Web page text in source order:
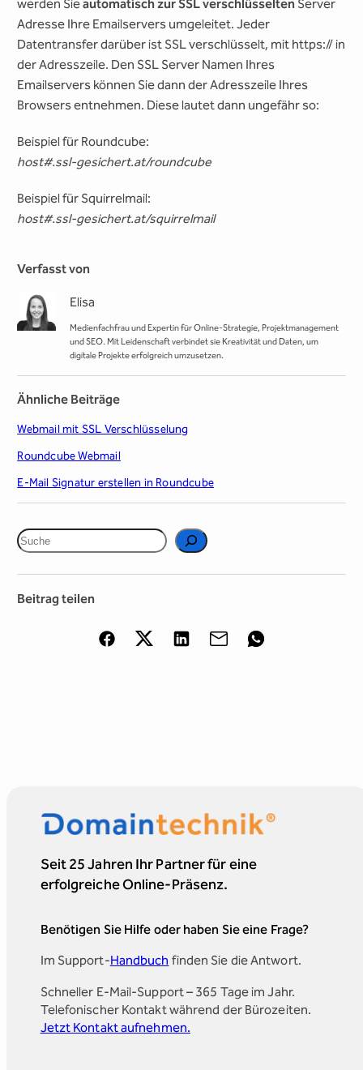
werden Sieautomatisch zur SSL verschlüsselten Server
Adresse Ihre Emailservers umgeleitet. Jeder
Datentransfer darüber ist SSL verschlüsselt, mit https:// in
der Adresszeile. Den SSL Server Namen Ihres
Emailservers können Sie dann der Adresszeile Ihres
Browsers entnehmen. Diese lautet dann ungefähr so:
Beispiel für Roundcube:
host#.ssl-gesichert.at/roundcube
Beispiel für Squirrelmail:
host#.ssl-gesichert.at/squirrelmail
Verfasst von
Elisa
Medienfachfrau und Expertin für Online-Strategie, Projektmanagement
und SEO. Mit Leidenschaft verbindet sie Kreativität und Daten, um
digitale Projekte erfolgreich umzusetzen.
Ähnliche Beiträge
Webmail mit SSL Verschlüsselung
Roundcube Webmail
E-Mail Signatur erstellen in Roundcube
S
c
h
Beitrag teilen
Seit 25 Jahren Ihr Partner für eine
erfolgreiche Online-Präsenz.
Benötigen Sie Hilfe oder haben Sie eine Frage?
Im Support-Handbuch finden Sie die Antwort.
Schneller E-Mail-Support – 365 Tage im Jahr.
Telefonischer Kontakt während der Bürozeiten.
Jetzt Kontakt aufnehmen.